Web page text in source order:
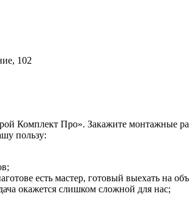
102
Комплект Про». Закажите монтажные
пользу:
есть мастер, готовый выехать на
окажется слишком сложной для нас;